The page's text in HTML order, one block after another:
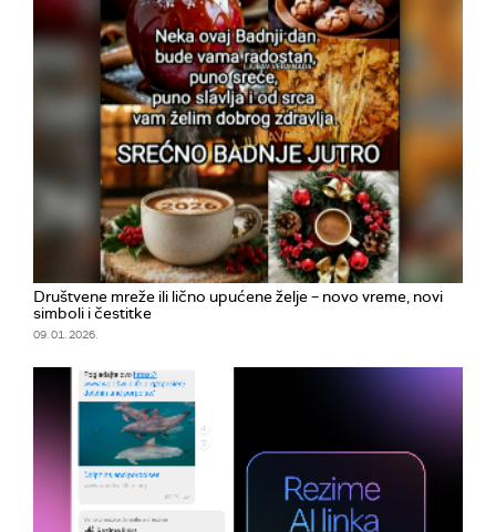
Društvene mreže ili lično upućene želje – novo vreme, novi
simboli i čestitke
09. 01. 2026.